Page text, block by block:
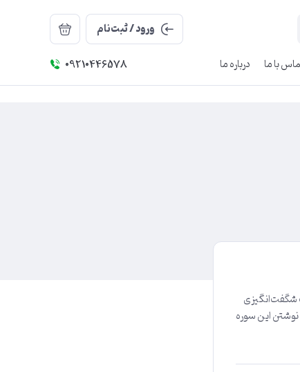
ورود / ثبت‌نام
با ما درباره ما 09210446578
شگفت‌انگیزی
نوشتن این سوره